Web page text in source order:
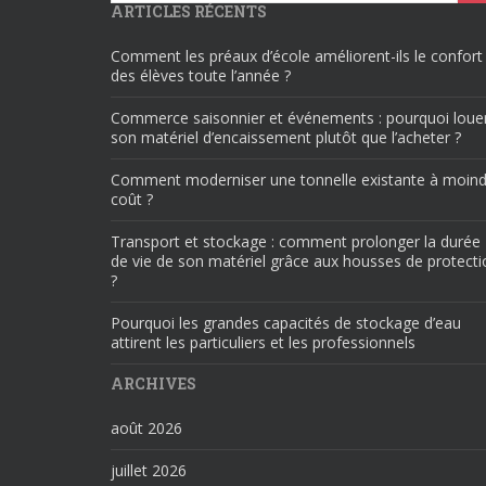
ARTICLES RÉCENTS
Comment les préaux d’école améliorent-ils le confort
des élèves toute l’année ?
Commerce saisonnier et événements : pourquoi
son matériel d’encaissement plutôt que l’acheter ?
Comment moderniser une tonnelle existante à
coût ?
Transport et stockage : comment prolonger la durée
de vie de son matériel grâce aux housses de
?
Pourquoi les grandes capacités de stockage d’eau
attirent les particuliers et les professionnels
ARCHIVES
août 2026
juillet 2026